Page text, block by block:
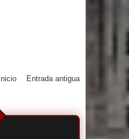
Entrada antigua
Inicio